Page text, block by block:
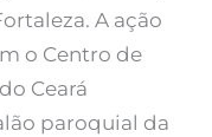
A ação
o Centro de
Ceará
paroquial da